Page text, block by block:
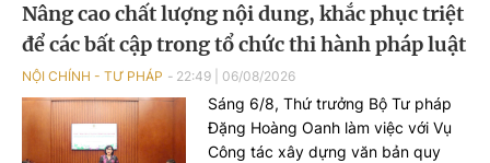
sát nhân dân, Tòa án nhân dân và
công tác thi hành án.
Nâng cao chất lượng nội dung, khắc phục triệt
để các bất cập trong tổ chức thi hành pháp luật
NỘI CHÍNH - TƯ PHÁP 22:49 06/08/2026
Sáng 6/8, Thứ trưởng Bộ Tư pháp
Đặng Hoàng Oanh làm việc với Vụ
Công tác xây dựng văn bản quy